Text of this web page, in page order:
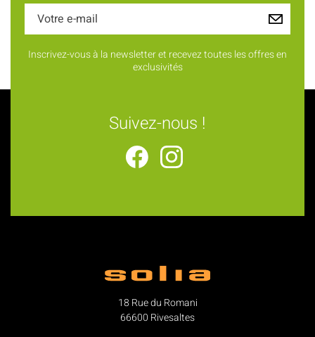
Inscrivez-vous à la newsletter et recevez toutes les offres en
exclusivités
Suivez-nous !
18 Rue du Romani
66600 Rivesaltes